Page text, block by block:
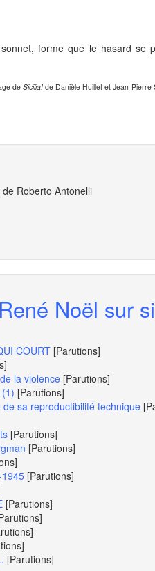
forme que le hasard se
de Sicilia! de Danièle Huillet et Jean-Pierre
Roberto Antonelli
Noël sur
COURT [Parutions]
la violence [Parutions]
[Parutions]
sa reproductibilité technique
[Parutions]
[Parutions]
[Parutions]
[Parutions]
[Parutions]